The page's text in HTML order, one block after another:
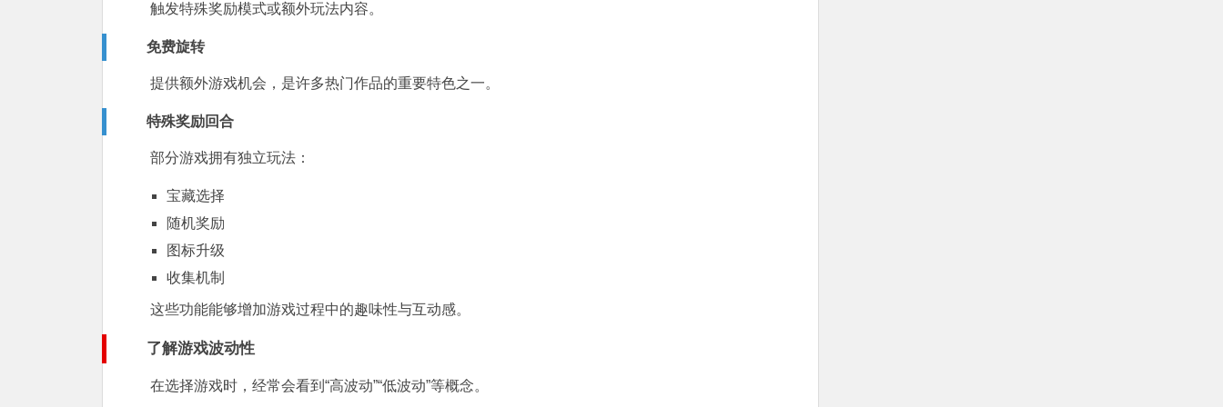
触发特殊奖励模式或额外玩法内容。
免费旋转
提供额外游戏机会，是许多热门作品的重要特色之一。
特殊奖励回合
部分游戏拥有独立玩法：
宝藏选择
随机奖励
图标升级
收集机制
这些功能能够增加游戏过程中的趣味性与互动感。
了解游戏波动性
在选择游戏时，经常会看到“高波动”“低波动”等概念。